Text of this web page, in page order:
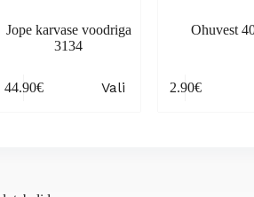
Jope karvase voodriga
3134
44.90€ Vali
Ohuvest
2.90€
product